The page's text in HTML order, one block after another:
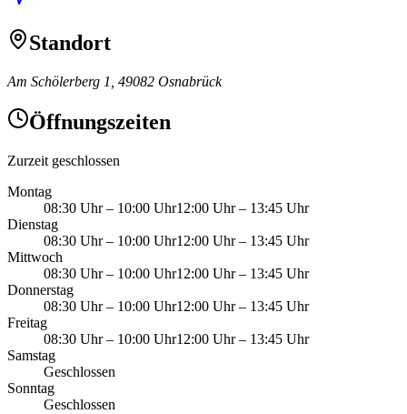
Standort
Am Schölerberg 1, 49082 Osnabrück
Öffnungszeiten
Zurzeit geschlossen
Montag
08:30 Uhr– 10:00 Uhr12:00 Uhr– 13:45 Uhr
Dienstag
08:30 Uhr– 10:00 Uhr12:00 Uhr– 13:45 Uhr
Mittwoch
08:30 Uhr– 10:00 Uhr12:00 Uhr– 13:45 Uhr
Donnerstag
08:30 Uhr– 10:00 Uhr12:00 Uhr– 13:45 Uhr
Freitag
08:30 Uhr– 10:00 Uhr12:00 Uhr– 13:45 Uhr
Samstag
Geschlossen
Sonntag
Geschlossen